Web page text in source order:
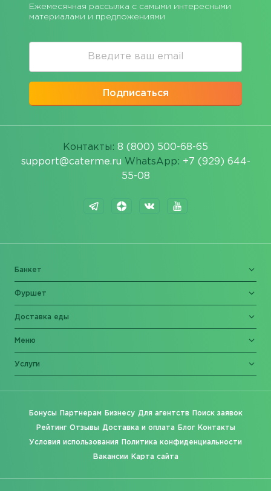
Ежемесячная рассылка с самыми интересными
материалами и предложениями
Подписаться
Контакты: 8 (800) 500-68-65
support@caterme.ru WhatsApp: +7 (929) 644-
55-08
Банкет
Фуршет
Доставка еды
Меню
Услуги
Бонусы Партнерам Бизнесу Для агентств Поиск заявок
Рейтинг Отзывы Доставка и оплата Блог Контакты
Условия использования Политика конфиденциальности
Вакансии Карта сайта